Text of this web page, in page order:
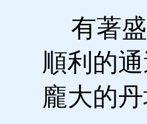
有著盛
順利的
龐大的